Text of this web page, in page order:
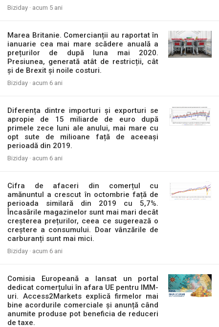
Biziday · acum 5 ani
Marea Britanie. Comercianții au raportat în
ianuarie cea mai mare scădere anuală a
prețurilor de după luna mai 2020.
Presiunea, generată atât de restricții, cât
și de Brexit și noile costuri.
Biziday · acum 6 ani
Diferența dintre importuri și exporturi se
apropie de 15 miliarde de euro după
primele zece luni ale anului, mai mare cu
opt sute de milioane față de aceeași
perioadă din 2019.
Biziday · acum 6 ani
Cifra de afaceri din comerțul cu
amănuntul a crescut în octombrie față de
perioada similară din 2019 cu 5,7%.
Încasările magazinelor sunt mai mari decât
creșterea prețurilor, ceea ce sugerează o
creștere a consumului. Doar vânzările de
carburanți sunt mai mici.
Biziday · acum 6 ani
Comisia Europeană a lansat un portal
dedicat comerțului în afara UE pentru IMM-
uri. Access2Markets explică firmelor mai
bine acordurile comerciale și anunță când
anumite produse pot beneficia de reduceri
de taxe.